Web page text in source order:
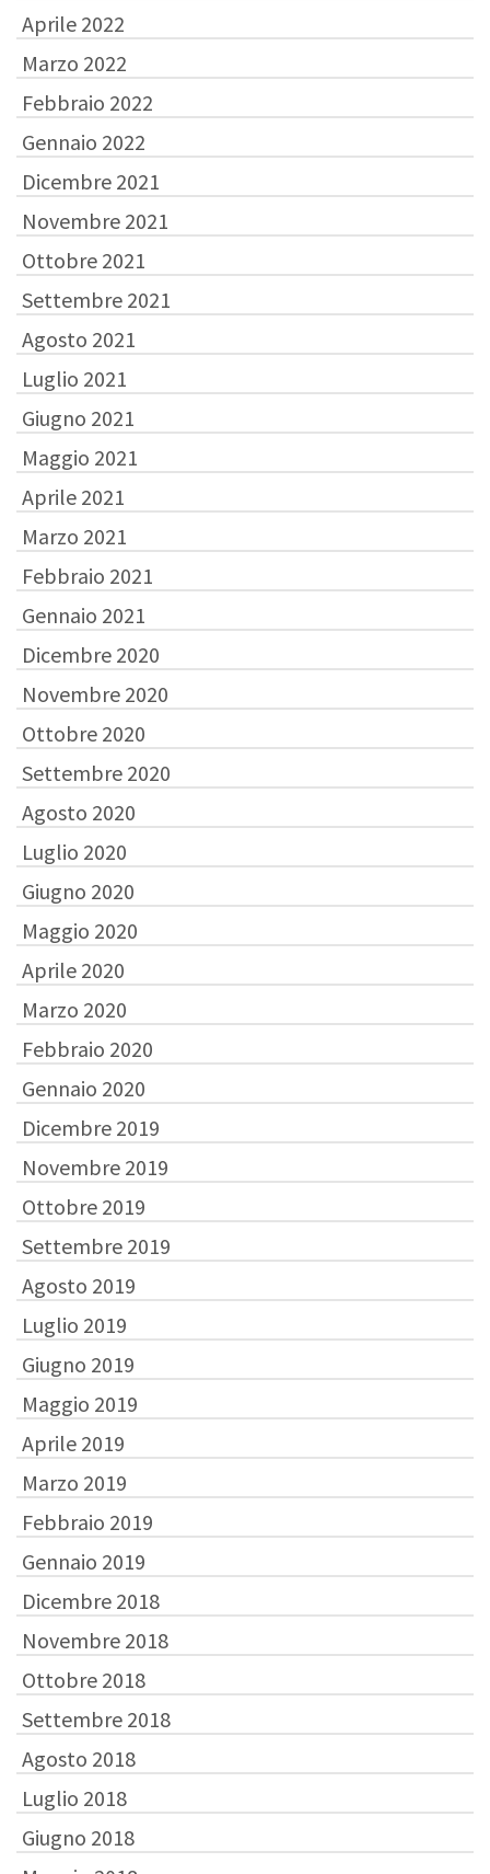
Aprile 2022
Marzo 2022
Febbraio 2022
Gennaio 2022
Dicembre 2021
Novembre 2021
Ottobre 2021
Settembre 2021
Agosto 2021
Luglio 2021
Giugno 2021
Maggio 2021
Aprile 2021
Marzo 2021
Febbraio 2021
Gennaio 2021
Dicembre 2020
Novembre 2020
Ottobre 2020
Settembre 2020
Agosto 2020
Luglio 2020
Giugno 2020
Maggio 2020
Aprile 2020
Marzo 2020
Febbraio 2020
Gennaio 2020
Dicembre 2019
Novembre 2019
Ottobre 2019
Settembre 2019
Agosto 2019
Luglio 2019
Giugno 2019
Maggio 2019
Aprile 2019
Marzo 2019
Febbraio 2019
Gennaio 2019
Dicembre 2018
Novembre 2018
Ottobre 2018
Settembre 2018
Agosto 2018
Luglio 2018
Giugno 2018